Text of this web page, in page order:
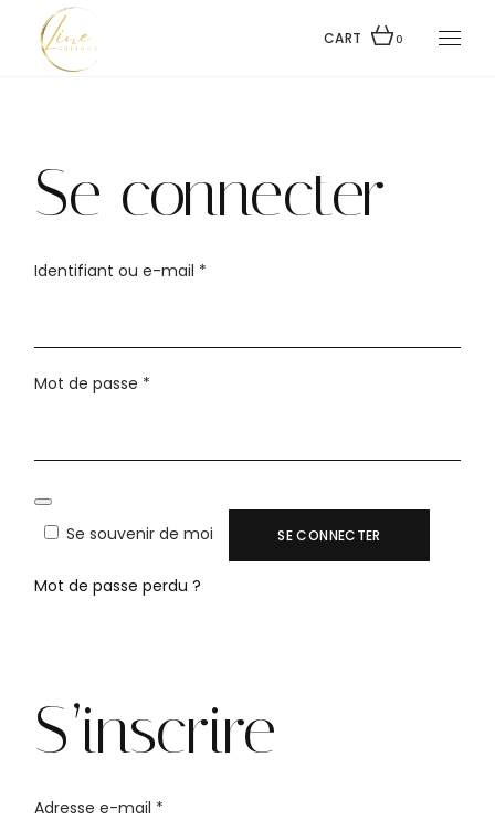
content
CART 0
Se connecter
Identifiant ou e-mail *
Mot de passe *
Se souvenir de moi SE CONNECTER
Mot de passe perdu ?
S’inscrire
Adresse e-mail *